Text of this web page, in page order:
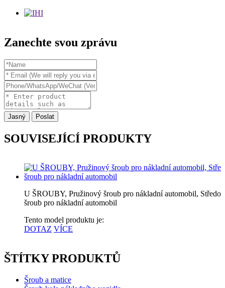
Zanechte svou zprávu
Jasný Poslat
SOUVISEJÍCÍ PRODUKTY
U ŠROUBY, Pružinový šroub pro nákladní automobil,
šroub pro nákladní automobil
Tento model produktu je:
DOTAZ VÍCE
ŠTÍTKY PRODUKTŮ
Šroub a matice